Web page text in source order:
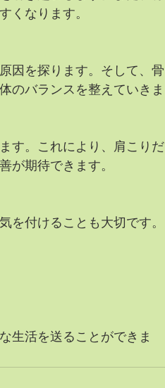
くなります。
因を探ります。そして、骨
のバランスを整えていきま
す。これにより、肩こりだ
が期待できます。
を付けることも大切です。
生活を送ることができま